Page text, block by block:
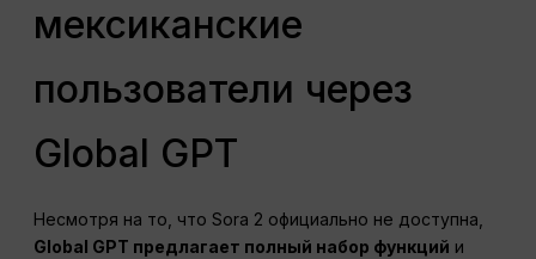
мексиканские
пользователи через
Global GPT
Несмотря на то, что Sora 2 официально не доступна,
Global GPT предлагает полный набор функций и